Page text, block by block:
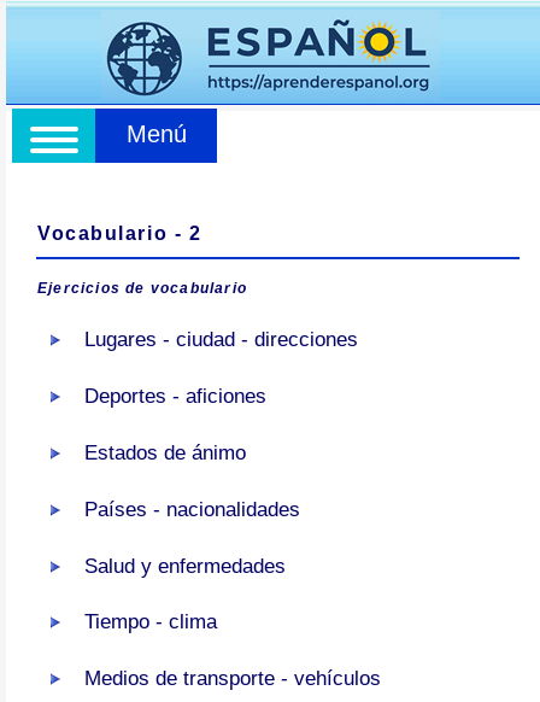
Menú
Vocabulario - 2
Ejercicios de vocabulario
Lugares - ciudad - direcciones
Deportes - aficiones
Estados de ánimo
Países - nacionalidades
Salud y enfermedades
Tiempo - clima
Medios de transporte - vehículos